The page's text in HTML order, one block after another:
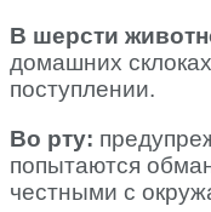
В шерсти
домашних
поступлении.
Во рту:
попытаются
честными с